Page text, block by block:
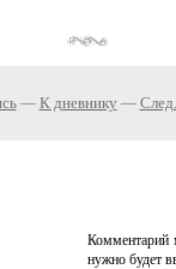
— К дневнику —
Комментарий
нужно будет